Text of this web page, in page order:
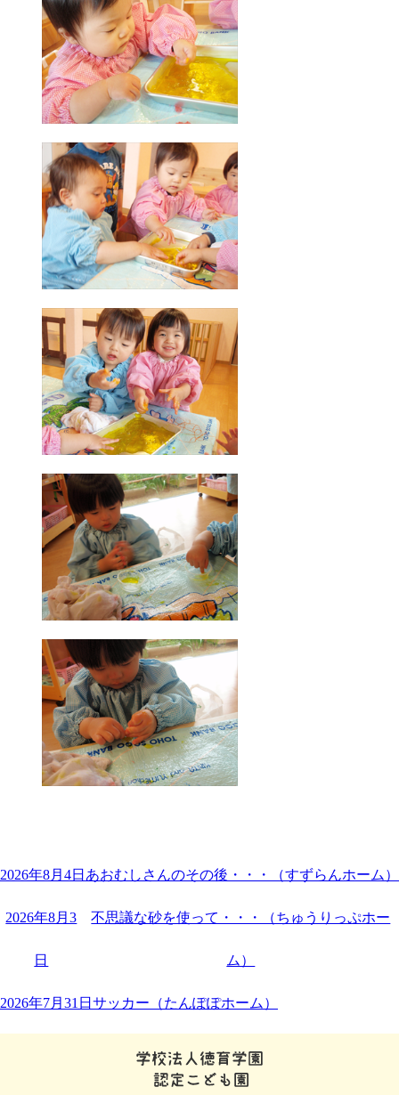
2026年8月4日 あおむしさんのその後・・・（すずらんホーム）
2026年8月3
日
不思議な砂を使って・・・（ちゅうりっぷホー
ム）
2026年7月31日 サッカー（たんぽぽホーム）